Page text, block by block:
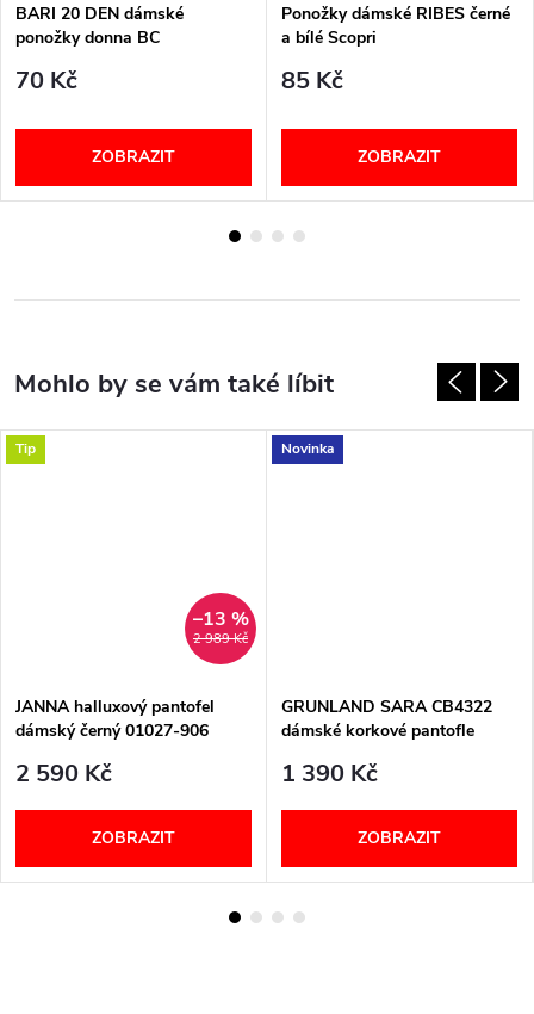
BARI 20 DEN dámské
ponožky donna BC
70 Kč
ZOBRAZIT
Ponožky dámské RIBES černé
a bílé Scopri
85 Kč
ZOBRAZIT
Tip
2 989 Kč
–13 %
JANNA halluxový pantofel
dámský černý 01027-906
2 590 Kč
ZOBRAZIT
Novinka
GRUNLAND SARA CB4322
dámské korkové pantofle
1 390 Kč
ZOBRAZIT